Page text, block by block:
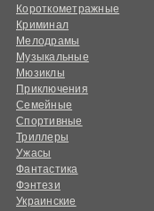
Короткометражные
Криминал
Мелодрамы
Музыкальные
Мюзиклы
Приключения
Семейные
Спортивные
Триллеры
Ужасы
Фантастика
Фэнтези
Украинcкие